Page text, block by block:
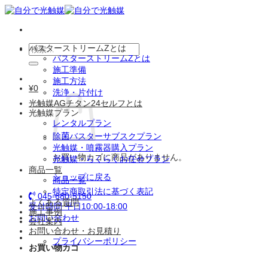
Skip
content
検
¥0
お買い物カゴに商品がありません。
ショップに戻る
045-680-5150
受付時間 平日10:00-18:00
お問い合わせ
お買い物カゴ
バスターストリームZとは
バスターストリームZとは
施工準備
施工方法
洗浄・片付け
光触媒AGチタン24セルフとは
光触媒プラン
レンタルプラン
除菌バスターサブスクプラン
光触媒・噴霧器購入プラン
光触媒・らくらくお任せプラン
商品一覧
商品一覧
特定商取引法に基づく表記
よくある質問
施工事例
会社案内
お問い合わせ・お見積り
プライバシーポリシー